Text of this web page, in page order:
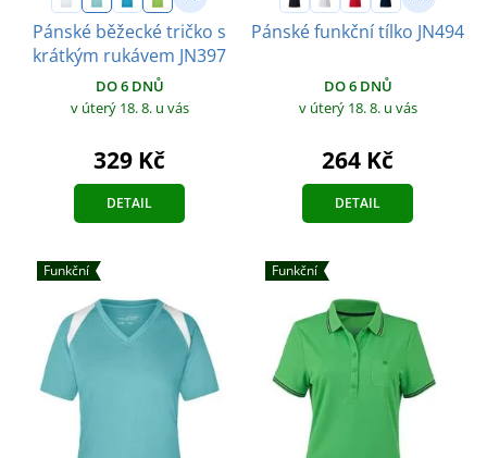
Pánské běžecké tričko s
krátkým rukávem JN397
DO 6 DNŮ
v úterý 18. 8. u vás
329 Kč
DETAIL
Pánské funkční tílko JN494
DO 6 DNŮ
v úterý 18. 8. u vás
264 Kč
DETAIL
Funkční Funkční